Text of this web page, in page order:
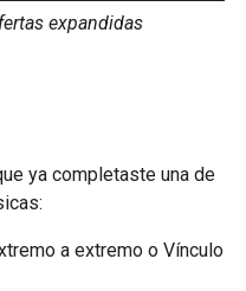
expandidas
ya completaste una de
a extremo o Vínculo